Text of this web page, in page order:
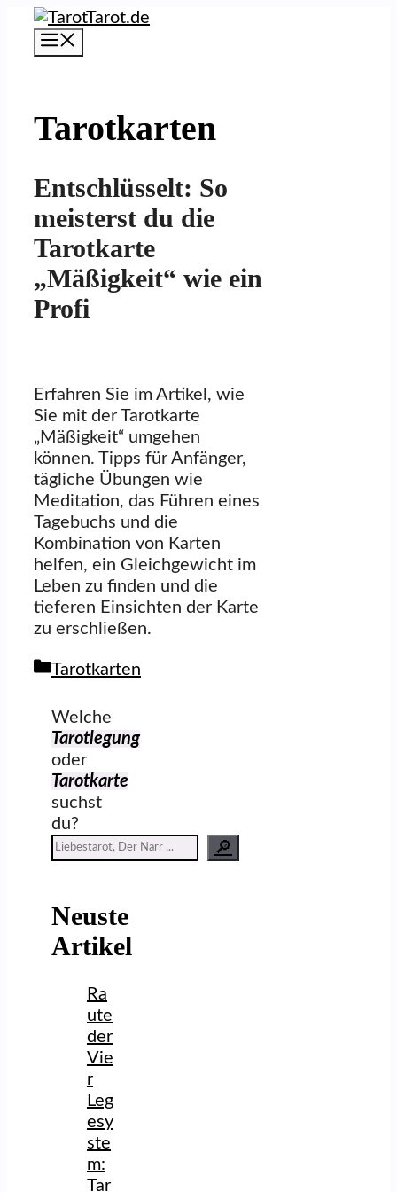
Zum
Inhalt
springen
Tarotkarten
Entschlüsselt: So
meisterst du die
Tarotkarte
„Mäßigkeit“ wie ein
Profi
Erfahren Sie im Artikel, wie
Sie mit der Tarotkarte
„Mäßigkeit“ umgehen
können. Tipps für Anfänger,
tägliche Übungen wie
Meditation, das Führen eines
Tagebuchs und die
Kombination von Karten
helfen, ein Gleichgewicht im
Leben zu finden und die
tieferen Einsichten der Karte
zu erschließen.
Kategorien
Tarotkarten
Welche
Tarotlegung
oder
Tarotkarte
suchst
du?
🔎
Neuste
Artikel
Ra
ute
der
Vie
r
Leg
esy
ste
m:
Tar